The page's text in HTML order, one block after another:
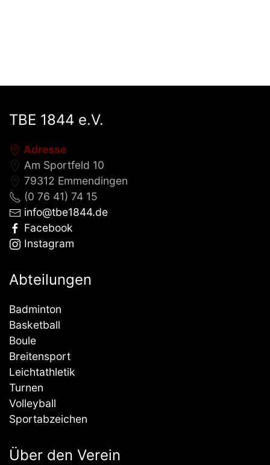
TBE 1844 e.V.
Adresse
Am Sportfeld 10
79312 Emmendingen
(0 76 41) 74 15
info@tbe1844.de
Facebook
Instagram
Abteilungen
Badminton
Basketball
Boule
Breitensport
Leichtathletik
Turnen
Volleyball
Sportabzeichen
Über den Verein